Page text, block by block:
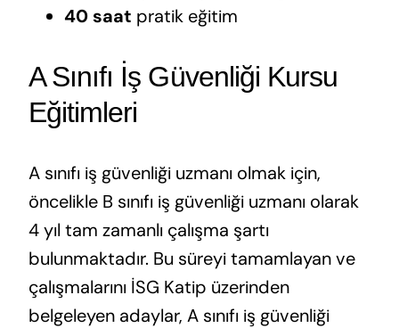
40 saat pratik eğitim
A Sınıfı İş Güvenliği Kursu
Eğitimleri
A sınıfı iş güvenliği uzmanı olmak için,
öncelikle B sınıfı iş güvenliği uzmanı olarak
4 yıl tam zamanlı çalışma şartı
bulunmaktadır. Bu süreyi tamamlayan ve
çalışmalarını İSG Katip üzerinden
belgeleyen adaylar, A sınıfı iş güvenliği